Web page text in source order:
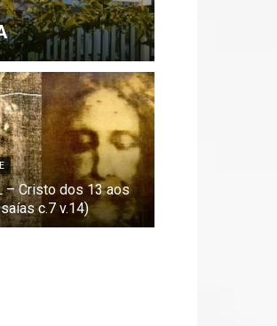
– Cristo dos 13 aos
c.7 v.14)